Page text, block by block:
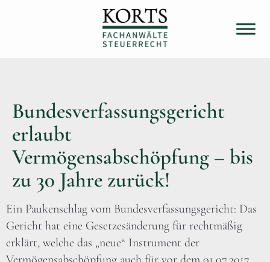
Bundesverfassungsgericht
erlaubt
Vermögensabschöpfung – bis
zu 30 Jahre zurück!
Ein Paukenschlag vom Bundesverfassungsgericht: Das
Gericht hat eine Gesetzesänderung für rechtmäßig
erklärt, welche das „neue“ Instrument der